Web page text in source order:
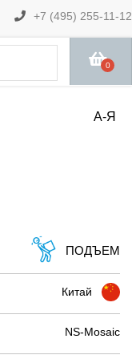
+7 (495) 255-11-12
0
А-Я
ПОДЪЕМ
Китай
NS-Mosaic